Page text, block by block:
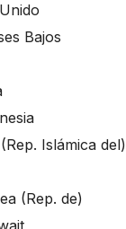
Bajos
Islámica del)
(Rep. de)